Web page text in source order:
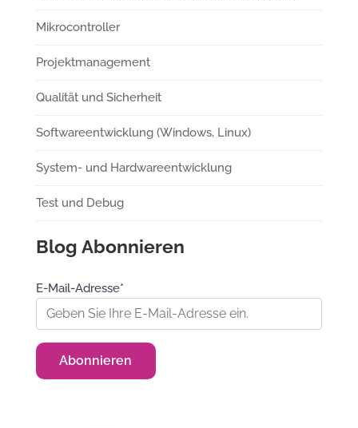
Mikrocontroller
Projektmanagement
Qualität und Sicherheit
Softwareentwicklung (Windows, Linux)
System- und Hardwareentwicklung
Test und Debug
Blog Abonnieren
E-Mail-Adresse*